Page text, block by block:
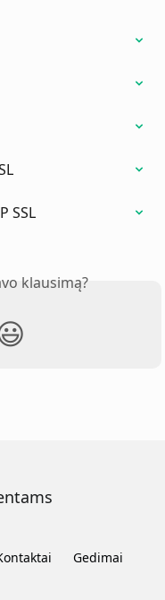
SSL
klausimą?
Gedimai